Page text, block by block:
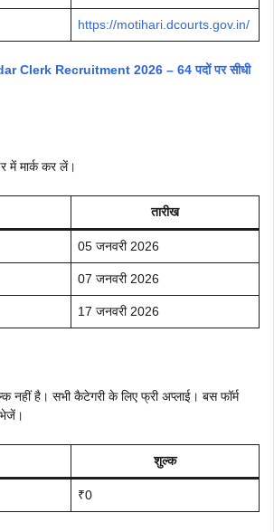
https://motihari.dcourts.gov.in/
Clerk Recruitment 2026 – 64 पदों पर सीधी
में मार्क कर लें।
तारीख
05 जनवरी 2026
07 जनवरी 2026
17 जनवरी 2026
नहीं है। सभी कैटेगरी के लिए फ्री अप्लाई। बस फॉर्म
शुल्क
₹0